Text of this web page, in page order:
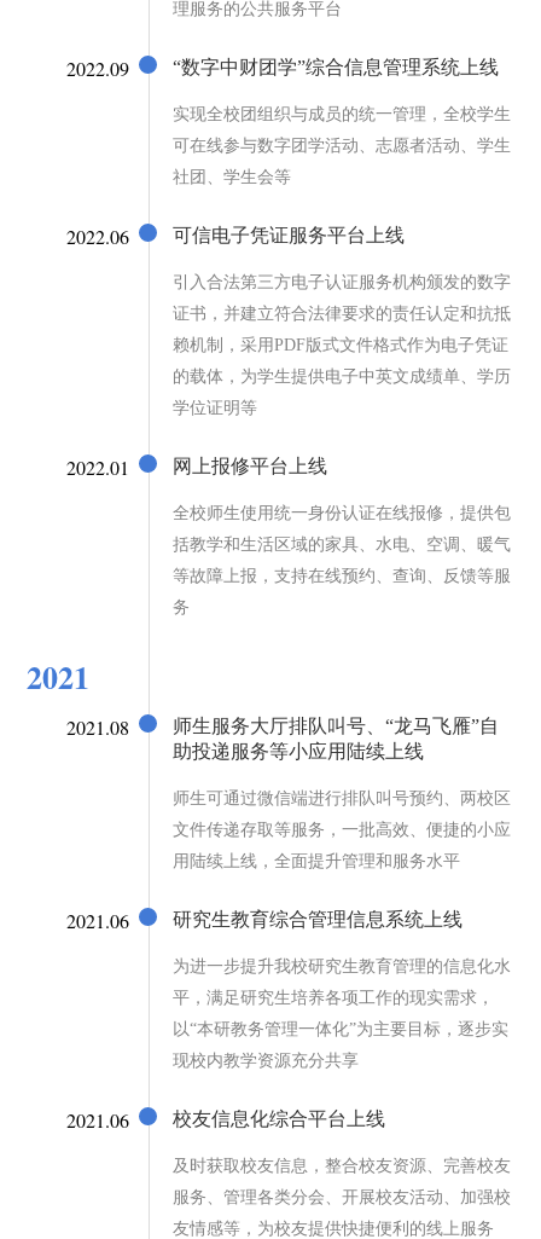
理服务的公共服务平台
2022.09 “数字中财团学”综合信息管理系统上线
实现全校团组织与成员的统一管理，全校学生
可在线参与数字团学活动、志愿者活动、学生
社团、学生会等
2022.06 可信电子凭证服务平台上线
引入合法第三方电子认证服务机构颁发的数字
证书，并建立符合法律要求的责任认定和抗抵
赖机制，采用PDF版式文件格式作为电子凭证
的载体，为学生提供电子中英文成绩单、学历
学位证明等
2022.01 网上报修平台上线
全校师生使用统一身份认证在线报修，提供包
括教学和生活区域的家具、水电、空调、暖气
等故障上报，支持在线预约、查询、反馈等服
务
2021
2021.08
师生服务大厅排队叫号、“龙马飞雁”自
助投递服务等小应用陆续上线
师生可通过微信端进行排队叫号预约、两校区
文件传递存取等服务，一批高效、便捷的小应
用陆续上线，全面提升管理和服务水平
2021.06 研究生教育综合管理信息系统上线
为进一步提升我校研究生教育管理的信息化水
平，满足研究生培养各项工作的现实需求，
以“本研教务管理一体化”为主要目标，逐步实
现校内教学资源充分共享
2021.06 校友信息化综合平台上线
及时获取校友信息，整合校友资源、完善校友
服务、管理各类分会、开展校友活动、加强校
友情感等，为校友提供快捷便利的线上服务